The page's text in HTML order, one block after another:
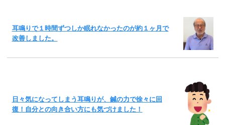
耳鳴りで１時間ずつしか眠れなかったのが約１ヶ月で
改善しました。
日々気になってしまう耳鳴りが、鍼の力で徐々に回
復！自分との向き合い方にも気づけました！